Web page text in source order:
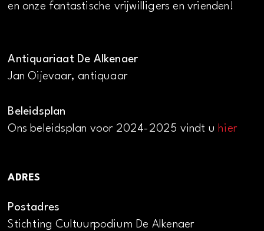
en onze fantastische vrijwilligers en vrienden!
Antiquariaat De Alkenaer
Jan Oijevaar, antiquaar
Beleidsplan
Ons beleidsplan voor 2024-2025 vindt uhier
ADRES
Postadres
Stichting Cultuurpodium De Alkenaer